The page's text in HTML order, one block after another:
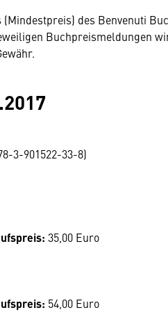
des Benvenuti
Buchpreismeldungen
3-901522-33-8)
35,00 Euro
54,00 Euro